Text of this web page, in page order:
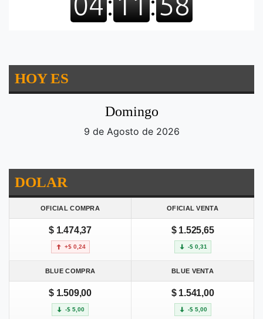
HOY ES
Domingo
9 de Agosto de 2026
DOLAR
OFICIAL COMPRA OFICIAL VENTA
$ 1.474,37
+$ 0,24
$ 1.525,65
-$ 0,31
BLUE COMPRA BLUE VENTA
$ 1.509,00
-$ 5,00
$ 1.541,00
-$ 5,00